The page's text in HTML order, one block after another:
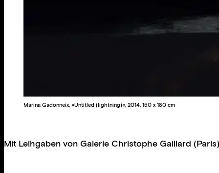
Marina Gadonneix, »Untitled (lightning)«, 2014, 150 x 180 cm
Mit Leihgaben von Galerie Christophe Gaillard (Paris)